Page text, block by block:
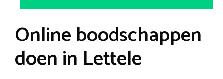
Online boodschappen
doen in Lettele